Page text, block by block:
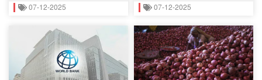
07-12-2025 07-12-2025